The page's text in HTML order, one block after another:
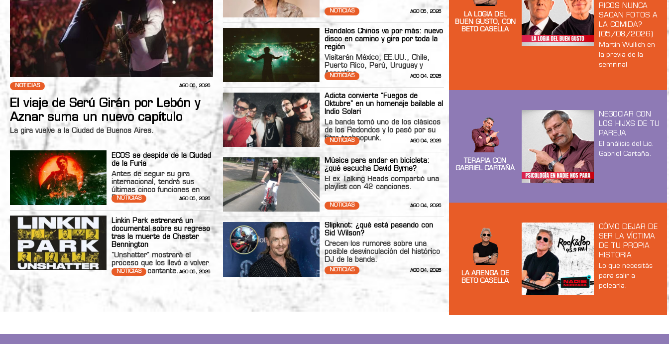
NOTICIAS AGO 06, 2026
El viaje de Serú Girán por Lebón y
Aznar suma un nuevo capítulo
La gira vuelve a la Ciudad de Buenos Aires.
ECOS se despide de la Ciudad
de la Furia
Antes de seguir su gira
internacional, tendrá sus
últimas cinco funciones en
Bs.As.
NOTICIAS AGO 05, 2026
Linkin Park estrenará un
documental sobre su regreso
tras la muerte de Chester
Bennington
"Unshatter" mostrará el
proceso que los llevó a volver
con nueva cantante.
NOTICIAS AGO 05, 2026
NOTICIAS AGO 05, 2026
Bandalos Chinos va por más: nuevo
disco en camino y gira por toda la
región
Visitarán México, EE.UU., Chile,
Puerto Rico, Perú, Uruguay y
Argentina
NOTICIAS AGO 04, 2026
Adicta convierte "Fuegos de
Oktubre" en un homenaje bailable al
Indio Solari
La banda tomó uno de los clásicos
de los Redondos y lo pasó por su
filtro technopunk.
NOTICIAS AGO 04, 2026
Música para andar en bicicleta:
¿qué escucha David Byrne?
El ex Talking Heads compartió una
playlist con 42 canciones.
NOTICIAS AGO 04, 2026
Slipknot: ¿qué está pasando con
Sid Wilson?
Crecen los rumores sobre una
posible desvinculación del histórico
DJ de la banda.
NOTICIAS AGO 04, 2026
LA LOGIA DEL
BUEN GUSTO, CON
BETO CASELLA
RICOS NUNCA
SACAN FOTOS A
LA COMIDA?
(05/08/2026)
Martín Wullich en
la previa de la
semifinal
TERAPIA CON
GABRIEL CARTAÑÁ
NEGOCIAR CON
LOS HIJXS DE TU
PAREJA
El análisis del Lic.
Gabriel Cartaña.
LA ARENGA DE
BETO CASELLA
CÓMO DEJAR DE
SER LA VÍCTIMA
DE TU PROPIA
HISTORIA
Lo que necesitás
para salir a
pelearla.